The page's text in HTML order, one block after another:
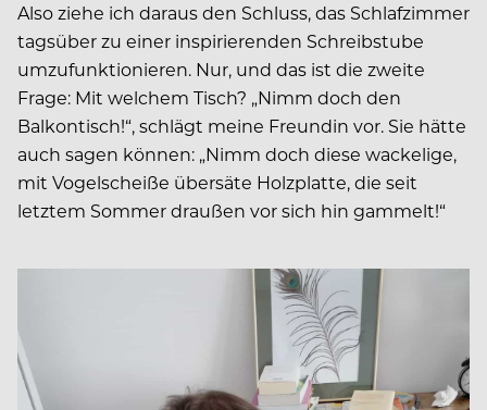
Also ziehe ich daraus den Schluss, das Schlafzimmer
tagsüber zu einer inspirierenden Schreibstube
umzufunktionieren. Nur, und das ist die zweite
Frage: Mit welchem Tisch? „Nimm doch den
Balkontisch!“, schlägt meine Freundin vor. Sie hätte
auch sagen können: „Nimm doch diese wackelige,
mit Vogelscheiße übersäte Holzplatte, die seit
letztem Sommer draußen vor sich hin gammelt!“